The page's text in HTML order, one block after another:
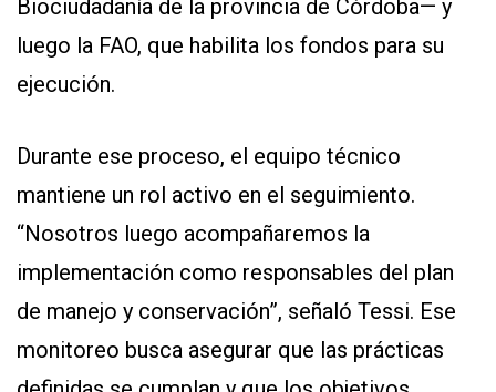
Biociudadanía de la provincia de Córdoba— y
luego la FAO, que habilita los fondos para su
ejecución.
Durante ese proceso, el equipo técnico
mantiene un rol activo en el seguimiento.
“Nosotros luego acompañaremos la
implementación como responsables del plan
de manejo y conservación”, señaló Tessi. Ese
monitoreo busca asegurar que las prácticas